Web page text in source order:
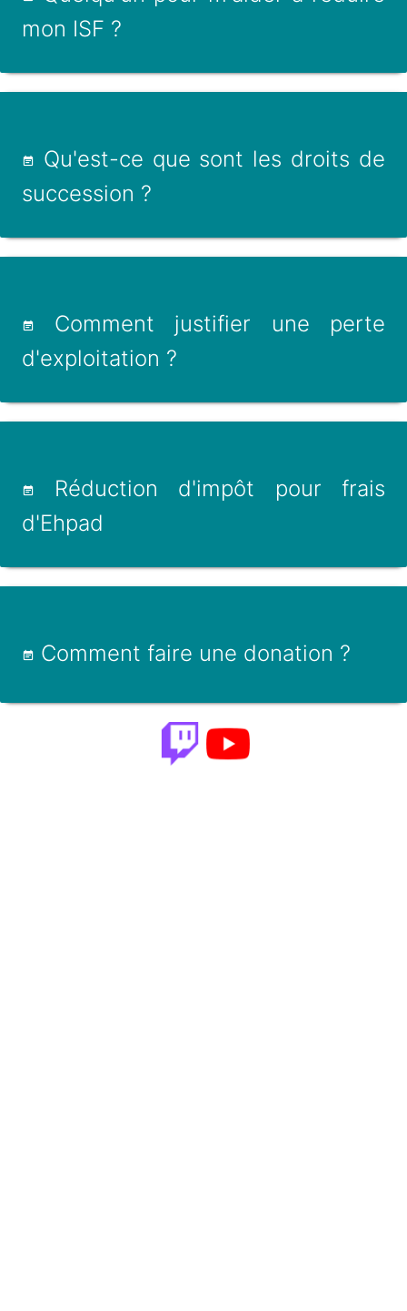
mon ISF ?
Qu'est-ce que sont les droits de
succession ?
Comment justifier une perte
d'exploitation ?
Réduction d'impôt pour frais
d'Ehpad
Comment faire une donation ?